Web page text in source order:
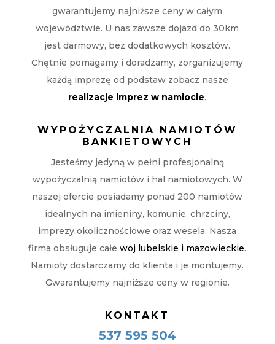
gwarantujemy najniższe ceny w całym
województwie. U nas zawsze dojazd do 30km
jest darmowy, bez dodatkowych kosztów.
Chętnie pomagamy i doradzamy, zorganizujemy
każdą imprezę od podstaw zobacz nasze
realizacje imprez w namiocie.
WYPOŻYCZALNIA NAMIOTÓW
BANKIETOWYCH
Jesteśmy jedyną w pełni profesjonalną
wypożyczalnią namiotów i hal namiotowych. W
naszej ofercie posiadamy ponad 200 namiotów
idealnych na imieniny, komunie, chrzciny,
imprezy okolicznościowe oraz wesela. Nasza
firma obsługuje całewoj lubelskie i mazowieckie.
Namioty dostarczamy do klienta i je montujemy.
Gwarantujemy najniższe ceny w regionie.
KONTAKT
537 595 504